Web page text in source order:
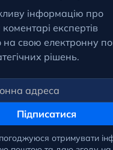
інформацію про
експертів
на свою електронну
рішень.
Підписатися
отримувати